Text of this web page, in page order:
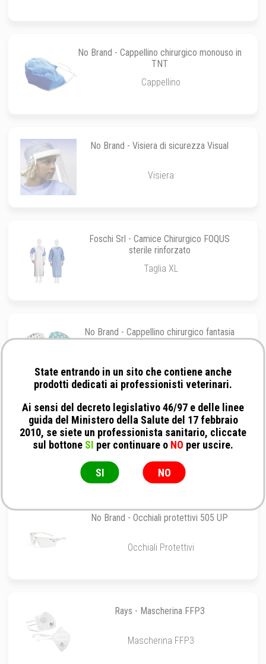
No Brand - Cappellino chirurgico monouso in
TNT
Cappellino
No Brand - Visiera di sicurezza Visual
Visiera
Foschi Srl - Camice Chirurgico FOQUS
sterile rinforzato
Taglia XL
No Brand - Cappellino chirurgico fantasia
Deltamed - Camice D.P.I. non sterile per
protezione del corpo da agenti chimici e
infettivi
No Brand - Occhiali protettivi 505 UP
Occhiali Protettivi
Rays - Mascherina FFP3
Mascherina FFP3
State entrando in un sito che contiene anche
prodotti dedicati ai professionisti veterinari.
Ai sensi del decreto legislativo 46/97 e delle linee
guida del Ministero della Salute del 17 febbraio
2010, se siete un professionista sanitario, cliccate
sul bottone SI per continuare o NO per uscire.
SI NO